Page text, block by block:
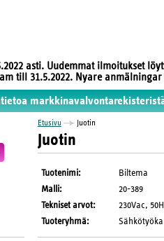
asti. Uudemmat ilmoitukset
till 31.5.2022. Nyare
Etusivu Juotin
Juotin
Tuotenimi:
Biltema
Malli:
20-389
Tekniset arvot:
230Vac,
Tuoteryhmä: